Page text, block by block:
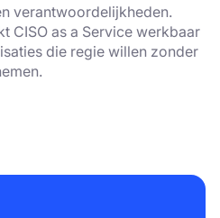
verantwoordelijkheden.
CISO as a Service werkbaar
die regie willen zonder
met andere
hen heeft verstrekt of
door uw gebruik
Privacybeleid